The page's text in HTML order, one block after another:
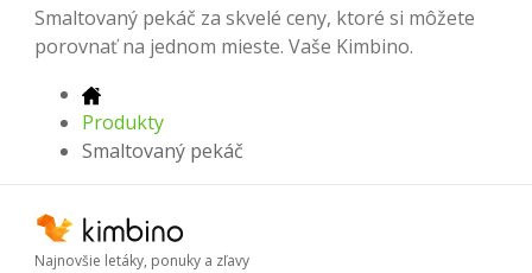
Smaltovaný pekáč za skvelé ceny, ktoré si môžete
porovnať na jednom mieste. Vaše Kimbino.
Produkty
Smaltovaný pekáč
Najnovšie letáky, ponuky a zľavy